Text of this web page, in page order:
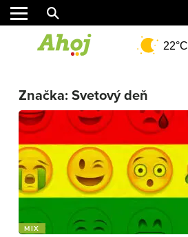
REGIÓN
ŠPORT
KULTÚRA
FOTKY
VIDEO
MIX
22°C
Značka: Svetový deň
MIX